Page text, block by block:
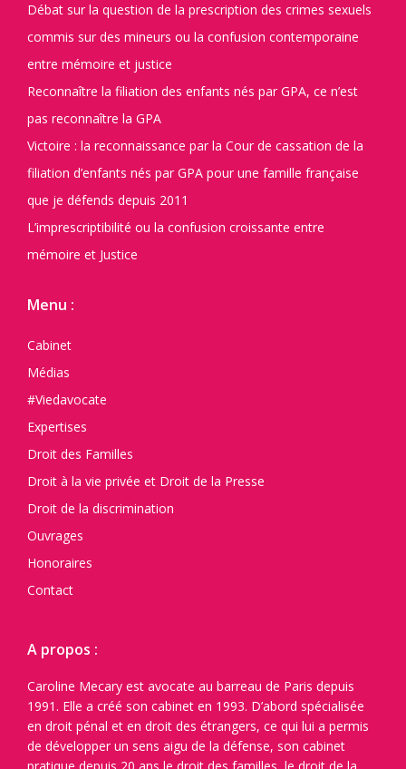
Débat sur la question de la prescription des crimes sexuels
commis sur des mineurs ou la confusion contemporaine
entre mémoire et justice
Reconnaître la filiation des enfants nés par GPA, ce n’est
pas reconnaître la GPA
Victoire : la reconnaissance par la Cour de cassation de la
filiation d’enfants nés par GPA pour une famille française
que je défends depuis 2011
L’imprescriptibilité ou la confusion croissante entre
mémoire et Justice
Menu :
Cabinet
Médias
#Viedavocate
Expertises
Droit des Familles
Droit à la vie privée et Droit de la Presse
Droit de la discrimination
Ouvrages
Honoraires
Contact
A propos :
Caroline Mecary est avocate au barreau de Paris depuis
1991. Elle a créé son cabinet en 1993. D’abord spécialisée
en droit pénal et en droit des étrangers, ce qui lui a permis
de développer un sens aigu de la défense, son cabinet